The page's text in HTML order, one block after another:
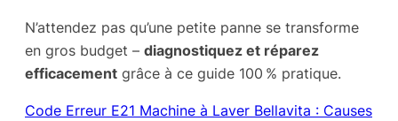
N’attendez pas qu’une petite panne se transforme
en gros budget – diagnostiquez et réparez
efficacement grâce à ce guide 100 % pratique.
Code Erreur E21 Machine à Laver Bellavita : Causes